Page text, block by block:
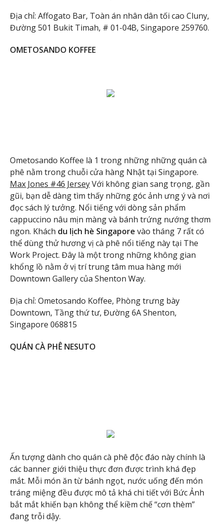
Địa chỉ: Affogato Bar, Toàn án nhân dân tối cao Cluny,
Đường 501 Bukit Timah, # 01-04B, Singapore 259760.
OMETOSANDO KOFFEE
Ometosando Koffee là 1 trong những những quán cà
phê nằm trong chuỗi cửa hàng Nhật tại Singapore.
Max Jones #46 JerseyVới không gian sang trọng, gần
gũi, bạn dễ dàng tìm thấy những góc ảnh ưng ý và nơi
đọc sách lý tưởng. Nổi tiếng với dòng sản phẩm
cappuccino nâu mịn màng và bánh trứng nướng thơm
ngon. Khách du lịch hè Singapore vào tháng 7 rất có
thể dùng thử hương vị cà phê nổi tiếng này tại The
Work Project. Đây là một trong những không gian
khổng lồ nằm ở vị trí trung tâm mua hàng mới
Downtown Gallery của Shenton Way.
Địa chỉ: Ometosando Koffee, Phòng trưng bày
Downtown, Tầng thứ tư, Đường 6A Shenton,
Singapore 068815
QUÁN CÀ PHÊ NESUTO
Ấn tượng dành cho quán cà phê độc đáo này chính là
các banner giới thiệu thực đơn được trình khá đẹp
mắt. Mỗi món ăn từ bánh ngọt, nước uống đến món
tráng miệng đều được mô tả khá chi tiết với Bức Ảnh
bắt mắt khiến bạn không thể kiềm chế “cơn thèm”
đang trỗi dậy.